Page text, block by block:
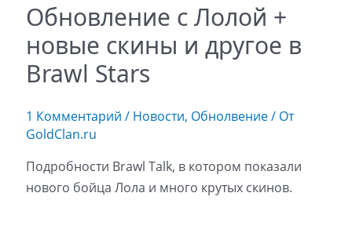
Обновление с Лолой +
новые скины и другое в
Brawl Stars
1 Комментарий / Новости, Обнолвение/ От
GoldClan.ru
Подробности Brawl Talk, в котором показали
нового бойца Лола и много крутых скинов.